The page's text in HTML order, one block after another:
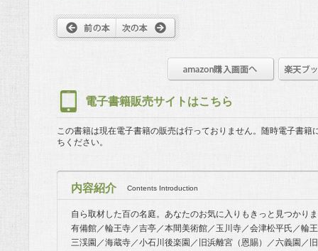
電子書籍販売サイトはこちら
この書籍は現在電子書籍の販売は行っておりません。 随時電子書籍
ちください。
内容紹介 Contents Introduction
自ら取材した百の名庭。あなたのお気に入りもきっと見つかり
有備館／輪王寺／吉亭／本間美術館／玉川寺／会津松平氏／輪
三渓園／海蔵寺／小石川後楽園／旧浜離宮（恩賜）／六義園／